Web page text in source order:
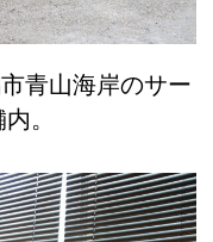
青山海岸のサー
。